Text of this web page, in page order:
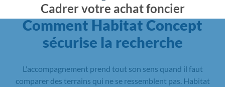
Cadrer votre achat foncier
Comment Habitat Concept
sécurise la recherche
L'accompagnement prend tout son sens quand il faut
comparer des terrains qui ne se ressemblent pas. Habitat